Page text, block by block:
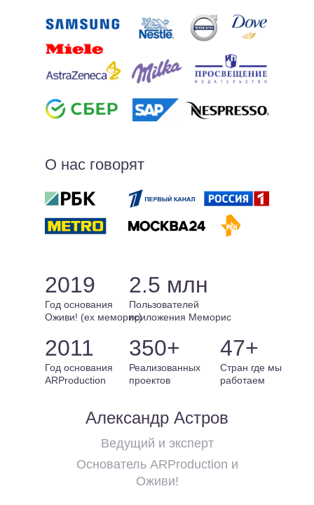
2019
Год основания
Оживи! (ex меморис)
2.5 млн
Пользователей
приложения Меморис
2011
Год основания
ARProduction
350+
Реализованных
проектов
О нас говорят
Александр Астров
Ведущий и эксперт
Основатель ARProduction и
Оживи!
47+
Стран где мы
работаем